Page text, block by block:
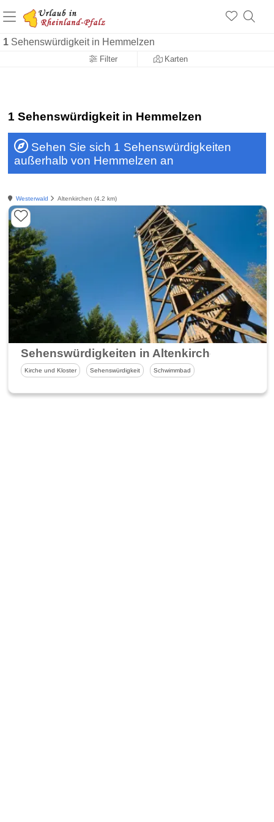
1 Sehenswürdigkeit in Hemmelzen
Filter Karten
+1.500 Unterkünfte in Rheinland-Pfalz
+1.000 Sehenswürdigkeiten
1 Sehenswürdigkeit in Hemmelzen
Sehen Sie sich 1 Sehenswürdigkeiten
außerhalb von Hemmelzen an
Westerwald Altenkirchen (4.2 km)
Sehenswürdigkeiten in Altenkirchen und
Kirche und Kloster Sehenswürdigkeit Schwimmbad